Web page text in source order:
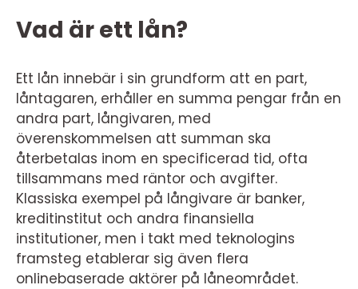
Vad är ett lån?
Ett lån innebär i sin grundform att en part,
låntagaren, erhåller en summa pengar från en
andra part, långivaren, med
överenskommelsen att summan ska
återbetalas inom en specificerad tid, ofta
tillsammans med räntor och avgifter.
Klassiska exempel på långivare är banker,
kreditinstitut och andra finansiella
institutioner, men i takt med teknologins
framsteg etablerar sig även flera
onlinebaserade aktörer på låneområdet.